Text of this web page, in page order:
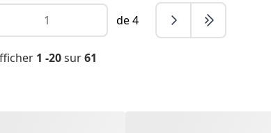
de 4
1 -20sur61